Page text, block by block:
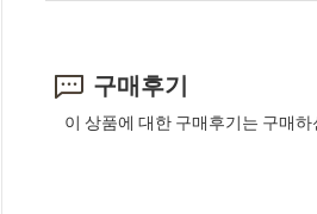
구매후기
이 상품에 대한 구매후기는 구매하